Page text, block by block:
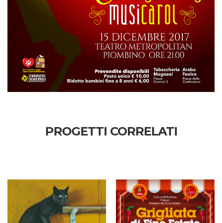
PROGETTI CORRELATI